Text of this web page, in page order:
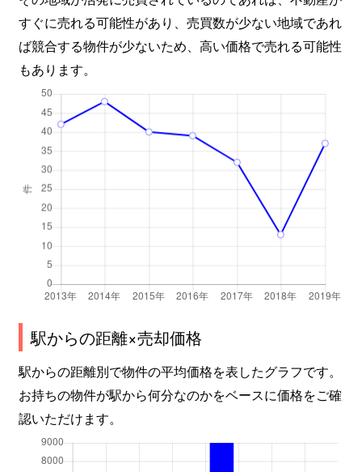
すぐに売れる可能性があり、売買数が少ない地域であれ
ば競合する物件が少ないため、高い価格で売れる可能性
もあります。
駅からの距離×売却価格
駅からの距離別で物件の平均価格を表したグラフです。
お持ちの物件が駅から何分なのかをベースに価格をご確
認いただけます。